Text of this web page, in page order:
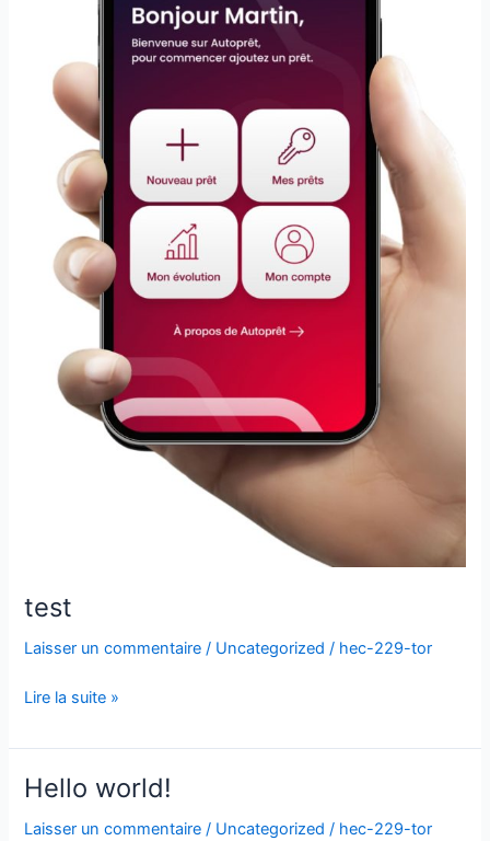
test
Laisser un commentaire / Uncategorized / hec-229-tor
Lire la suite »
Hello world!
Laisser un commentaire / Uncategorized / hec-229-tor
Hello